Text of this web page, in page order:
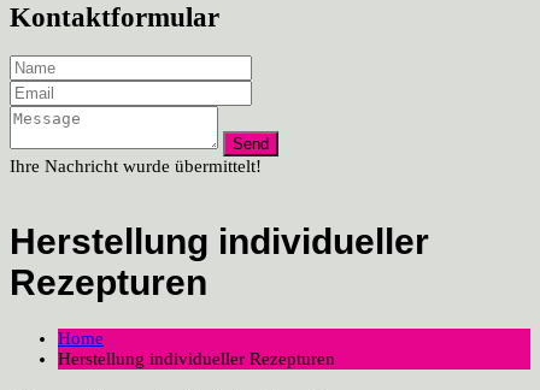
Kontaktformular
Ihre Nachricht wurde übermittelt!
Herstellung individueller
Rezepturen
Home
Herstellung individueller Rezepturen